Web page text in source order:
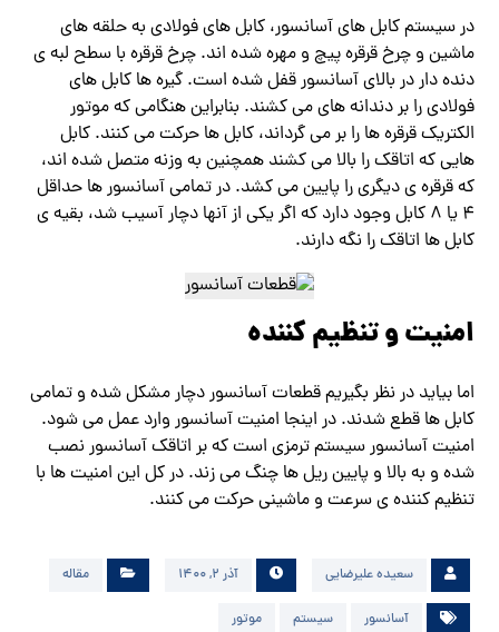
در سیستم کابل های آسانسور، کابل های فولادی به حلقه های
ماشین و چرخ قرقره پیچ و مهره شده اند. چرخ قرقره با سطح لبه ی
دنده دار در بالای آسانسور قفل شده است. گیره ها کابل های
فولادی را بر دندانه های می کشند. بنابراین هنگامی که موتور
الکتریک قرقره ها را بر می گرداند، کابل ها حرکت می کنند. کابل
هایی که اتاقک را بالا می کشند همچنین به وزنه متصل شده اند،
که قرقره ی دیگری را پایین می کشد. در تمامی آسانسور ها حداقل
4 یا 8 کابل وجود دارد که اگر یکی از آنها دچار آسیب شد، بقیه ی
کابل ها اتاقک را نگه دارند.
امنیت و تنظیم کننده
اما بیاید در نظر بگیریم قطعات آسانسور دچار مشکل شده و تمامی
کابل ها قطع شدند. در اینجا امنیت آسانسور وارد عمل می شود.
امنیت آسانسور سیستم ترمزی است که بر اتاقک آسانسور نصب
شده و به بالا و پایین ریل ها چنگ می زند. در کل این امنیت ها با
تنظیم کننده ی سرعت و ماشینی حرکت می کنند.
سعیده علیرضایی آذر ۲, ۱۴۰۰ مقاله
آسانسور سیستم موتور